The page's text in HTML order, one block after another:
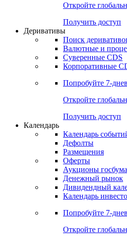
Откройте
Получить доступ
Деривативы
Поиск
Валютные и
Суверенные CDS
Корпоративные
Попробуйте 7-
Откройте
Получить доступ
Календарь
Календарь
Дефолты
Размещения
Оферты
Аукционы
Денежный рынок
Дивидендный
Календарь
Попробуйте 7-
Откройте